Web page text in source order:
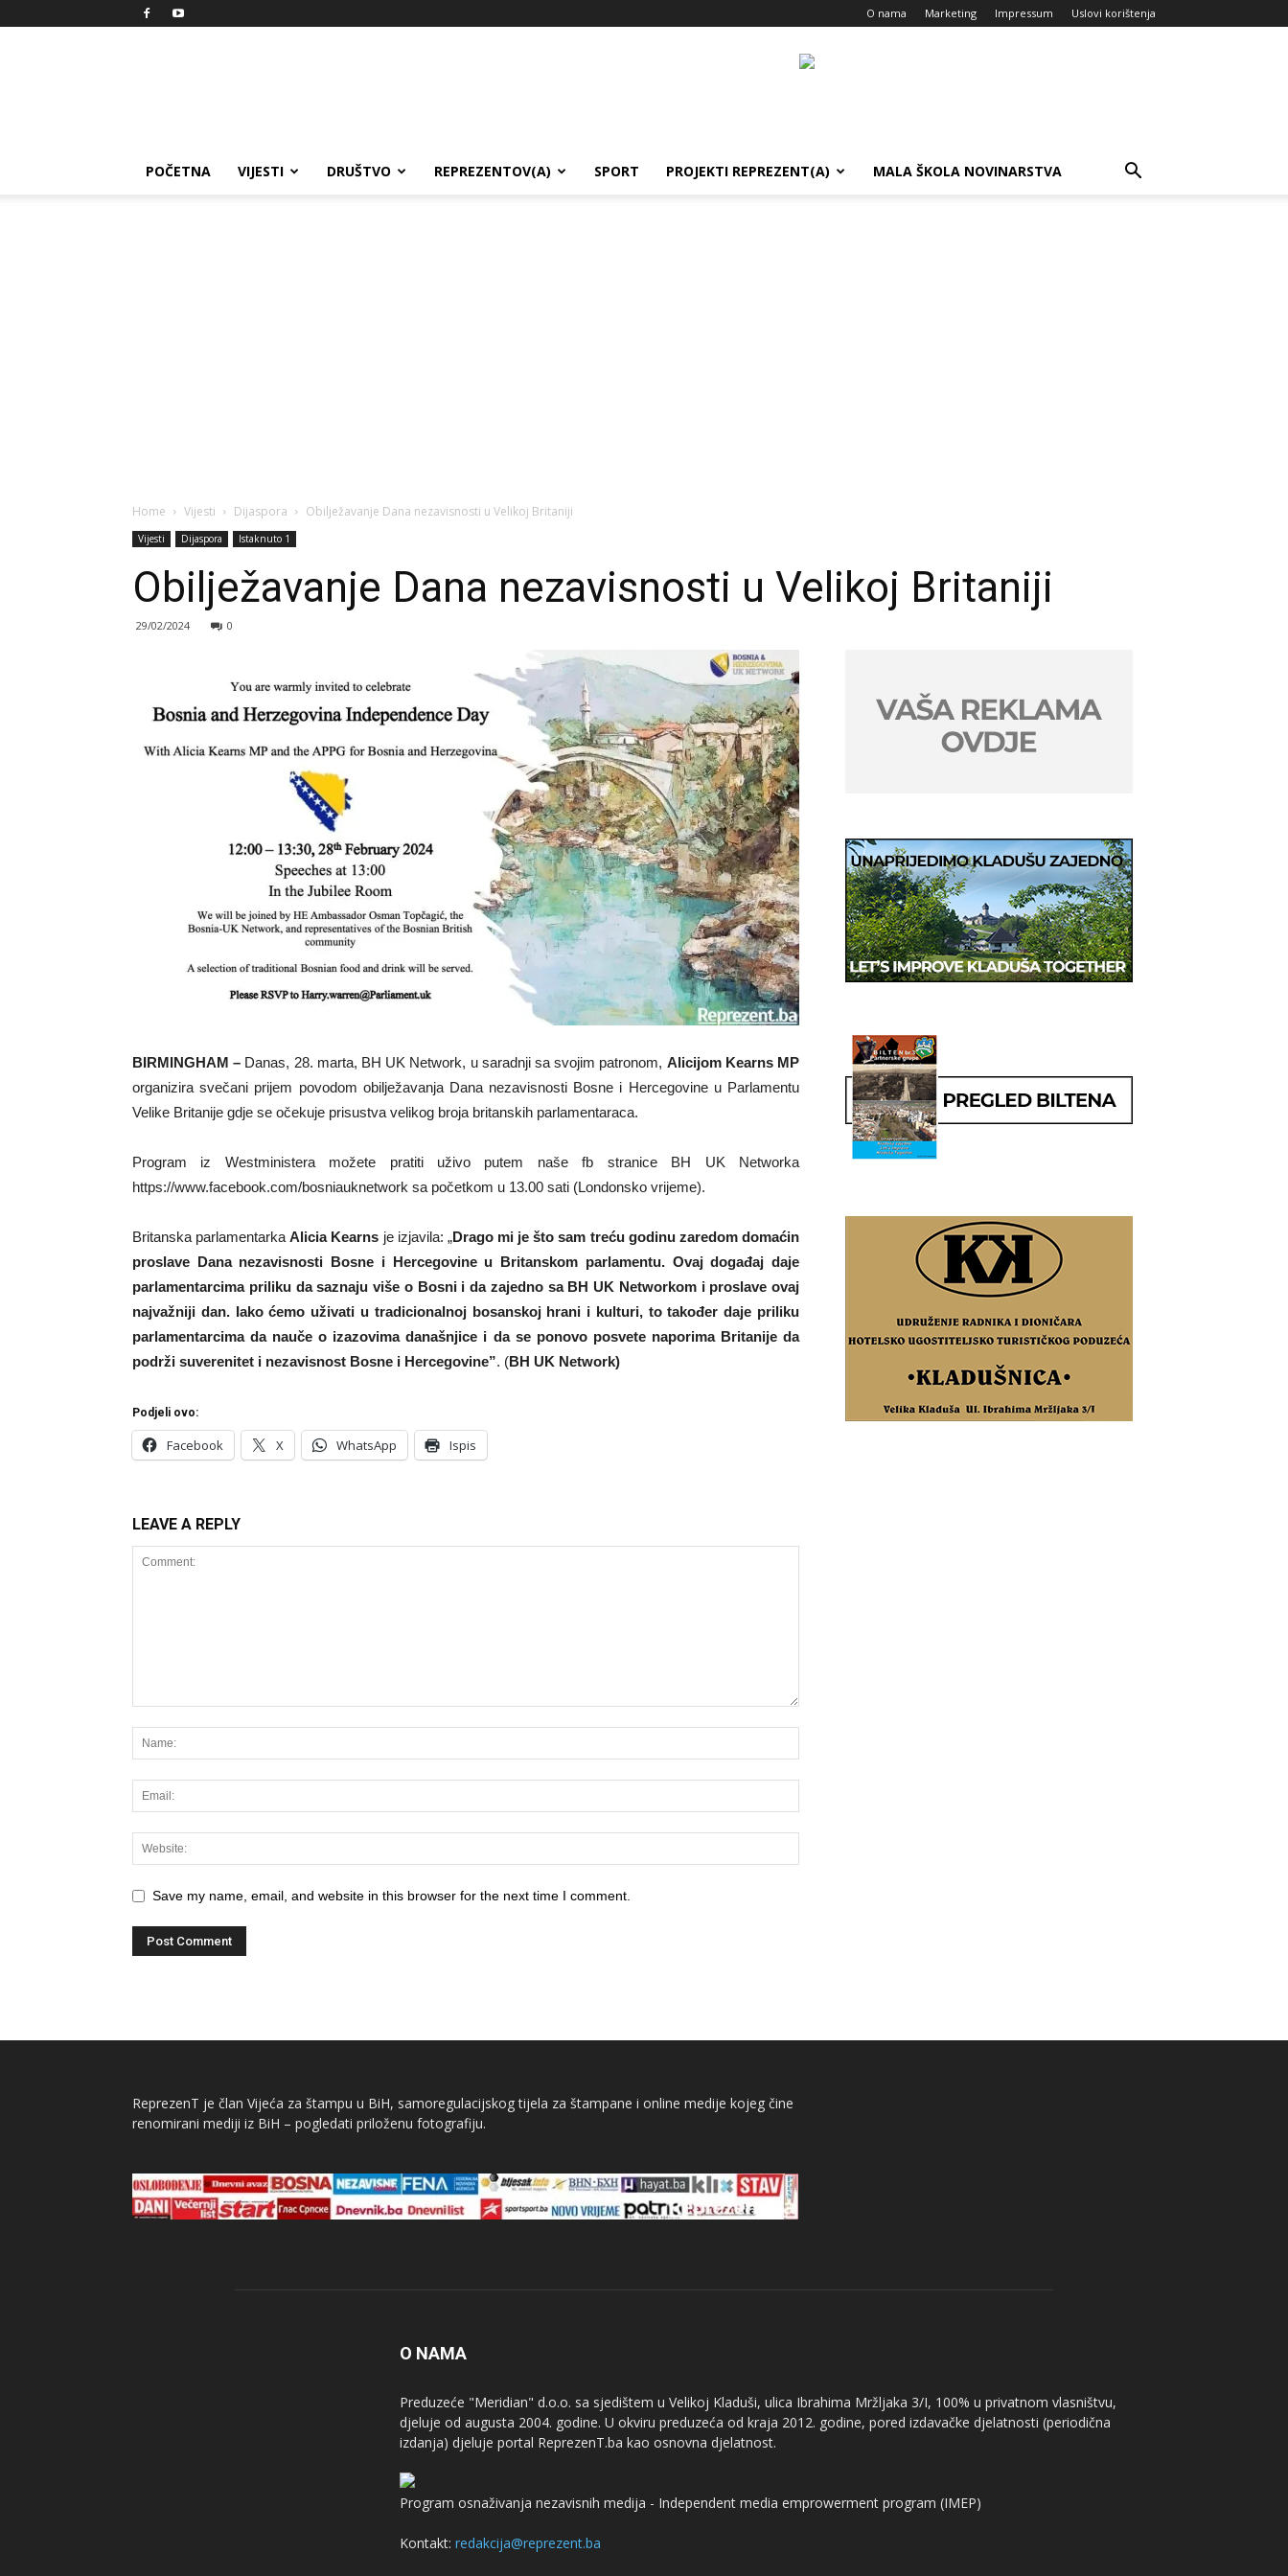
O nama Marketing Impressum Uslovi korištenja
POČETNA VIJESTI DRUŠTVO REPREZENTOV(A) SPORT PROJEKTI REPREZENT(A) MALA ŠKOLA NOVINARSTVA
Home Vijesti Dijaspora Obilježavanje Dana nezavisnosti u Velikoj Britaniji
Vijesti Dijaspora Istaknuto 1
Obilježavanje Dana nezavisnosti u Velikoj Britaniji
29/02/2024 0
BIRMINGHAM – Danas, 28. marta, BH UK Network, u saradnji sa svojim patronom, Alicijom Kearns MP
organizira svečani prijem povodom obilježavanja Dana nezavisnosti Bosne i Hercegovine u Parlamentu
Velike Britanije gdje se očekuje prisustva velikog broja britanskih parlamentaraca.
Program iz Westministera možete pratiti uživo putem naše fb stranice BH UK Networka
https://www.facebook.com/bosniauknetwork sa početkom u 13.00 sati (Londonsko vrijeme).
Britanska parlamentarkaAlicia Kearns je izjavila: „Drago mi je što sam treću godinu zaredom domaćin
proslave Dana nezavisnosti Bosne i Hercegovine u Britanskom parlamentu. Ovaj događaj daje
parlamentarcima priliku da saznaju više o Bosni i da zajedno sa BH UK Networkom i proslave ovaj
najvažniji dan. Iako ćemo uživati u tradicionalnoj bosanskoj hrani i kulturi, to također daje priliku
parlamentarcima da nauče o izazovima današnjice i da se ponovo posvete naporima Britanije da
podrži suverenitet i nezavisnost Bosne i Hercegovine”. (BH UK Network)
Podjeli ovo:
Facebook X WhatsApp Ispis
LEAVE A REPLY
Save my name, email, and website in this browser for the next time I comment.
ReprezenT je član Vijeća za štampu u BiH, samoregulacijskog tijela za štampane i online medije kojeg čine
renomirani mediji iz BiH – pogledati priloženu fotografiju.
O NAMA
Preduzeće "Meridian" d.o.o. sa sjedištem u Velikoj Kladuši, ulica Ibrahima Mržljaka 3/I, 100% u privatnom vlasništvu,
djeluje od augusta 2004. godine. U okviru preduzeća od kraja 2012. godine, pored izdavačke djelatnosti (periodična
izdanja) djeluje portal ReprezenT.ba kao osnovna djelatnost.
Program osnaživanja nezavisnih medija - Independent media emprowerment program (IMEP)
Kontakt: redakcija@reprezent.ba